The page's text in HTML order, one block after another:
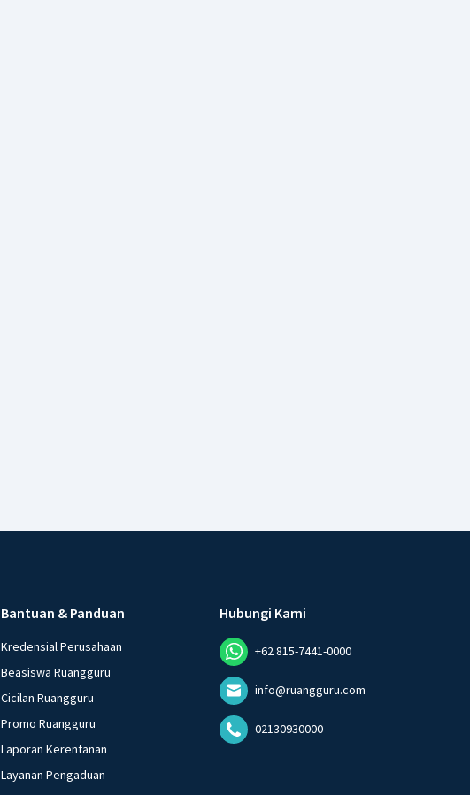
Bantuan & Panduan
Kredensial Perusahaan
Beasiswa Ruangguru
Cicilan Ruangguru
Promo Ruangguru
Laporan Kerentanan
Layanan Pengaduan
Hubungi Kami
+62 815-7441-0000
info@ruangguru.com
02130930000